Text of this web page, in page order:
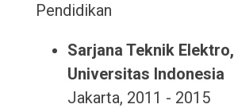
Pendidikan
Sarjana Teknik Elektro,
Universitas Indonesia
Jakarta, 2011 - 2015